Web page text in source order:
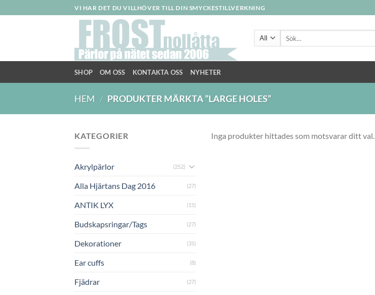
to
VI HAR DET DU VILLHÖVER TILL DIN SMYCKESTILLVERKNING
SHOP OM OSS KONTAKTA OSS NYHETER
HEM / PRODUKTER MÄRKTA ”LARGE HOLES”
KATEGORIER
Akrylpärlor (252)
Alla Hjärtans Dag 2016 (27)
ANTIK LYX (15)
Budskapsringar/Tags (27)
Dekorationer (35)
Ear cuffs (8)
Fjädrar (27)
Inga produkter hittades som motsvarar ditt val.